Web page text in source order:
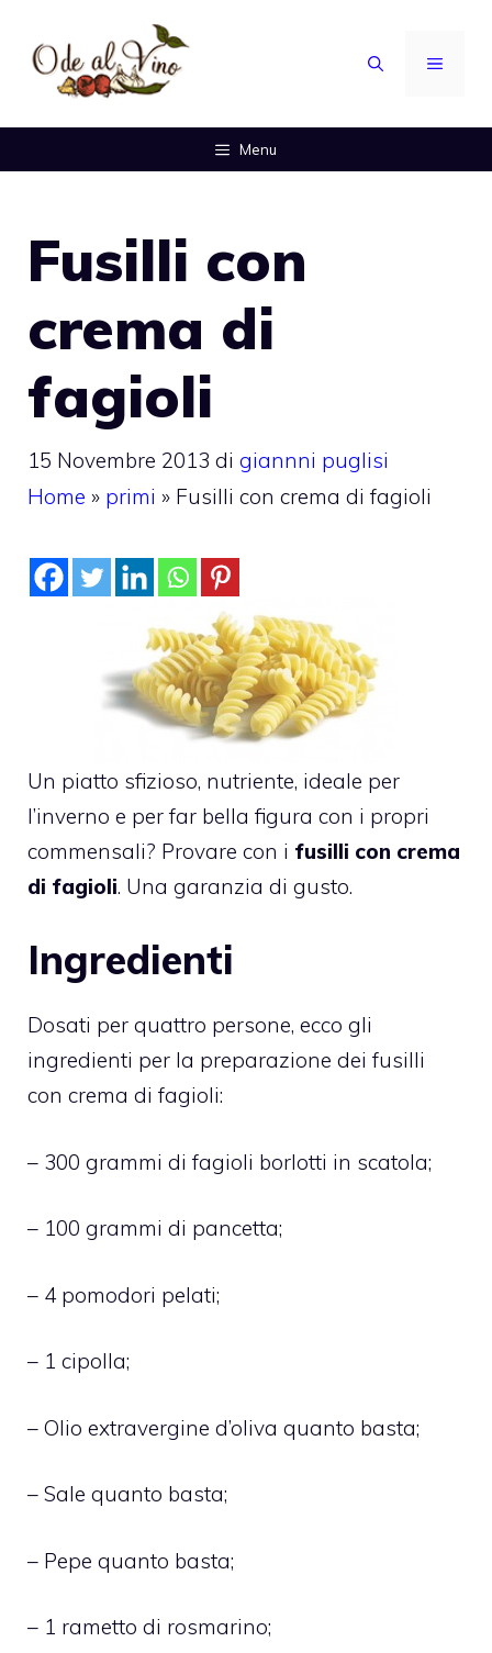
contenuto
MENU
Menu
Fusilli con
crema di
fagioli
15 Novembre 2013 di giannni puglisi
Home » primi » Fusilli con crema di fagioli
Un piatto sfizioso, nutriente, ideale per
l’inverno e per far bella figura con i propri
commensali? Provare con i fusilli con crema
di fagioli. Una garanzia di gusto.
Ingredienti
Dosati per quattro persone, ecco gli
ingredienti per la preparazione dei fusilli
con crema di fagioli:
– 300 grammi di fagioli borlotti in scatola;
– 100 grammi di pancetta;
– 4 pomodori pelati;
– 1 cipolla;
– Olio extravergine d’oliva quanto basta;
– Sale quanto basta;
– Pepe quanto basta;
– 1 rametto di rosmarino;